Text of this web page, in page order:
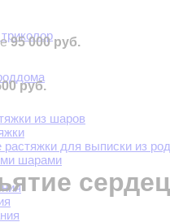
из шаров
для выписки из
шарами
95 000 руб.
руб.